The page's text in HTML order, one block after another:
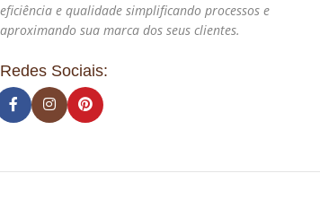
eficiência e qualidade simplificando processos e
aproximando sua marca dos seus clientes.
Redes Sociais: